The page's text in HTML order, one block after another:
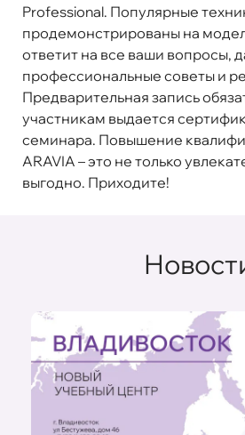
Professional. Популярные
продемонстрированы на
ответит на все ваши вопросы,
профессиональные советы и
Предварительная запись
участникам выдается
семинара. Повышение
ARAVIA – это не только
выгодно. Приходите!